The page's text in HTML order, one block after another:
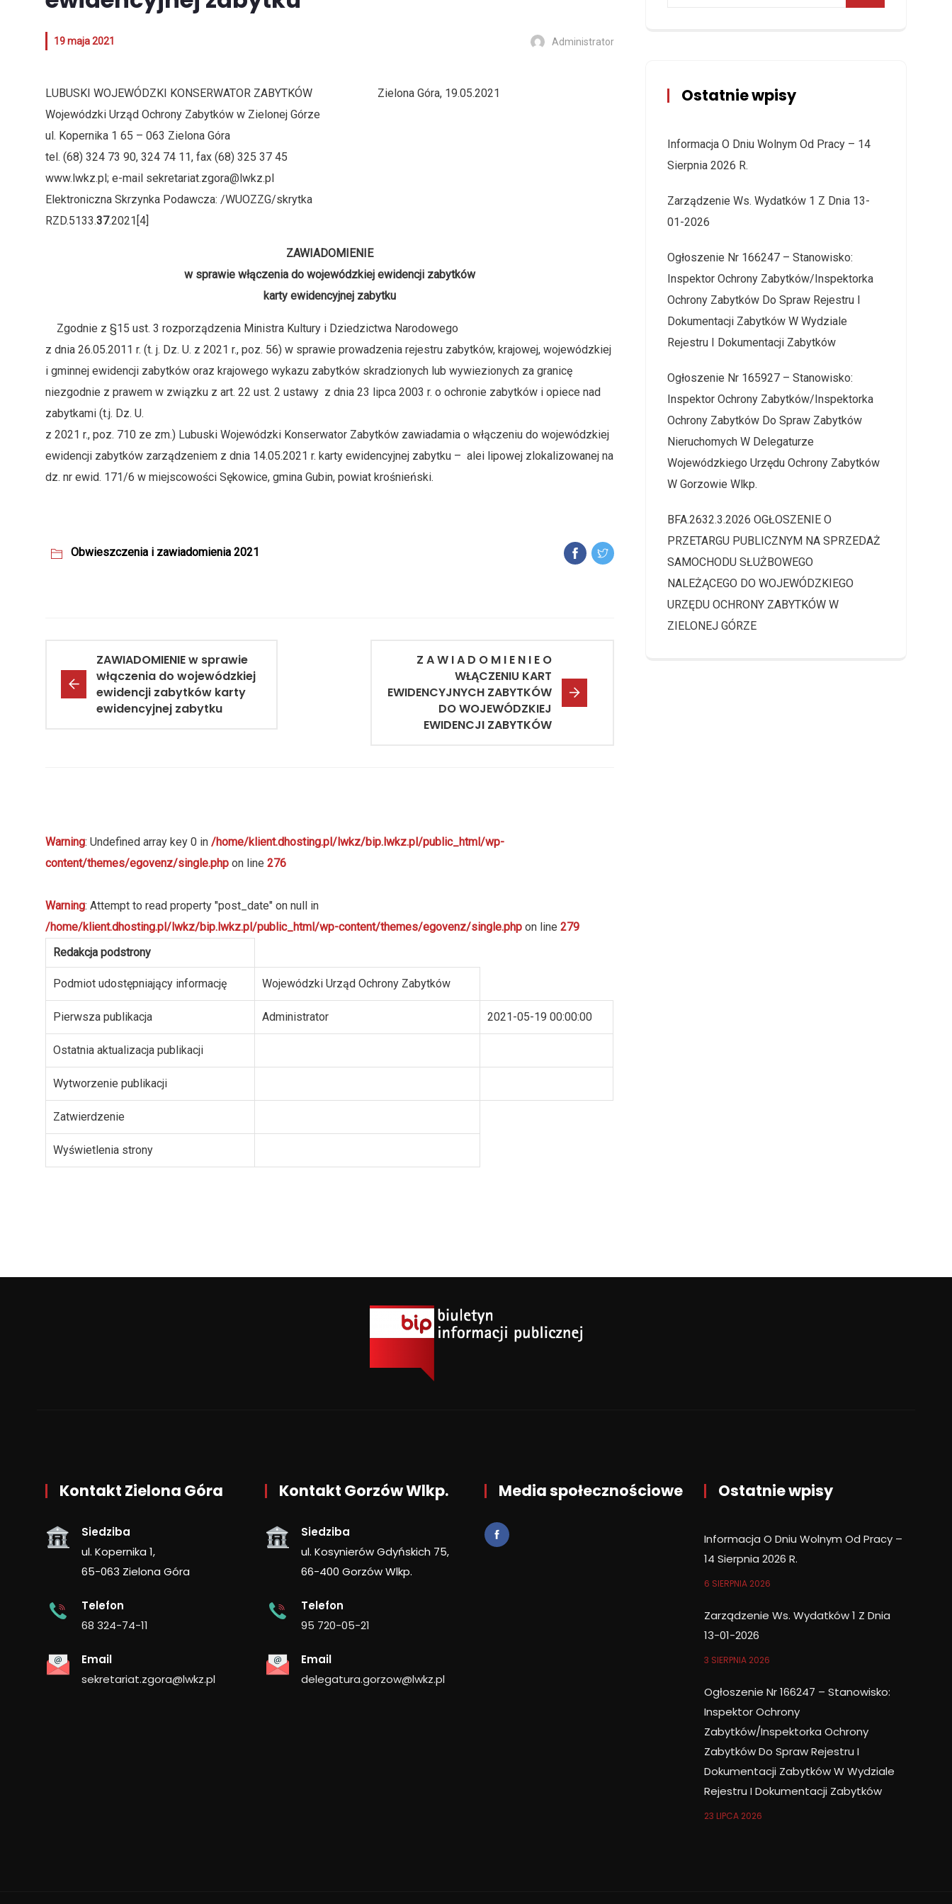
19 maja 2021 Administrator
LUBUSKI WOJEWÓDZKI KONSERWATOR ZABYTKÓW Zielona Góra, 19.05.2021
Wojewódzki Urząd Ochrony Zabytków w Zielonej Górze
ul. Kopernika 1 65 – 063 Zielona Góra
tel. (68) 324 73 90, 324 74 11, fax (68) 325 37 45
www.lwkz.pl; e-mail sekretariat.zgora@lwkz.pl
Elektroniczna Skrzynka Podawcza: /WUOZZG/skrytka
RZD.5133.37.2021[4]
ZAWIADOMIENIE
w sprawie włączenia do wojewódzkiej ewidencji zabytków
karty ewidencyjnej zabytku
Zgodnie z §15 ust. 3 rozporządzenia Ministra Kultury i Dziedzictwa Narodowego
z dnia 26.05.2011 r. (t. j. Dz. U. z 2021 r., poz. 56) w sprawie prowadzenia rejestru zabytków, krajowej, wojewódzkiej
i gminnej ewidencji zabytków oraz krajowego wykazu zabytków skradzionych lub wywiezionych za granicę
niezgodnie z prawem w związku z art. 22 ust. 2 ustawy z dnia 23 lipca 2003 r. o ochronie zabytków i opiece nad
zabytkami (t.j. Dz. U.
z 2021 r., poz. 710 ze zm.) Lubuski Wojewódzki Konserwator Zabytków zawiadamia o włączeniu do wojewódzkiej
ewidencji zabytków zarządzeniem z dnia 14.05.2021 r. karty ewidencyjnej zabytku – alei lipowej zlokalizowanej na
dz. nr ewid. 171/6 w miejscowości Sękowice, gmina Gubin, powiat krośnieński.
Obwieszczenia i zawiadomienia 2021
ZAWIADOMIENIE w sprawie
włączenia do wojewódzkiej
ewidencji zabytków karty
ewidencyjnej zabytku
Z A W I A D O M I E N I E O
WŁĄCZENIU KART
EWIDENCYJNYCH ZABYTKÓW
DO WOJEWÓDZKIEJ
EWIDENCJI ZABYTKÓW
Warning: Undefined array key 0 in /home/klient.dhosting.pl/lwkz/bip.lwkz.pl/public_html/wp-
content/themes/egovenz/single.php on line 276
Warning: Attempt to read property "post_date" on null in
/home/klient.dhosting.pl/lwkz/bip.lwkz.pl/public_html/wp-content/themes/egovenz/single.php on line 279
Redakcja podstrony
Podmiot udostępniający informację Wojewódzki Urząd Ochrony Zabytków
Pierwsza publikacja Administrator 2021-05-19 00:00:00
Ostatnia aktualizacja publikacji
Wytworzenie publikacji
Zatwierdzenie
Wyświetlenia strony
Ostatnie wpisy
Informacja O Dniu Wolnym Od Pracy – 14
Sierpnia 2026 R.
Zarządzenie Ws. Wydatków 1 Z Dnia 13-
01-2026
Ogłoszenie Nr 166247 – Stanowisko:
Inspektor Ochrony Zabytków/Inspektorka
Ochrony Zabytków Do Spraw Rejestru I
Dokumentacji Zabytków W Wydziale
Rejestru I Dokumentacji Zabytków
Ogłoszenie Nr 165927 – Stanowisko:
Inspektor Ochrony Zabytków/Inspektorka
Ochrony Zabytków Do Spraw Zabytków
Nieruchomych W Delegaturze
Wojewódzkiego Urzędu Ochrony Zabytków
W Gorzowie Wlkp.
BFA.2632.3.2026 OGŁOSZENIE O
PRZETARGU PUBLICZNYM NA SPRZEDAŻ
SAMOCHODU SŁUŻBOWEGO
NALEŻĄCEGO DO WOJEWÓDZKIEGO
URZĘDU OCHRONY ZABYTKÓW W
ZIELONEJ GÓRZE
Kontakt Zielona Góra
Siedziba
ul. Kopernika 1,
65-063 Zielona Góra
Telefon
68 324-74-11
Email
sekretariat.zgora@lwkz.pl
Kontakt Gorzów Wlkp.
Siedziba
ul. Kosynierów Gdyńskich 75,
66-400 Gorzów Wlkp.
Telefon
95 720-05-21
Email
delegatura.gorzow@lwkz.pl
Media społecznościowe Ostatnie wpisy
Informacja O Dniu Wolnym Od Pracy –
14 Sierpnia 2026 R.
6 SIERPNIA 2026
Zarządzenie Ws. Wydatków 1 Z Dnia
13-01-2026
3 SIERPNIA 2026
Ogłoszenie Nr 166247 – Stanowisko:
Inspektor Ochrony
Zabytków/Inspektorka Ochrony
Zabytków Do Spraw Rejestru I
Dokumentacji Zabytków W Wydziale
Rejestru I Dokumentacji Zabytków
23 LIPCA 2026